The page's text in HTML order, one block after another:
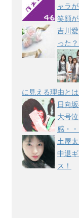
ャラ
笑顔が
吉川
った
に見える理由とは
日向
大号
感・・
土屋
中退
ス！